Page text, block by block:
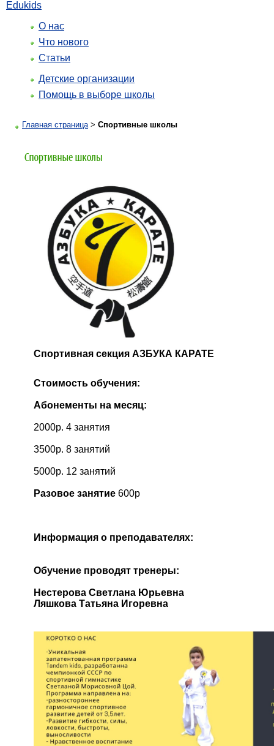
Edukids
О нас
Что нового
Статьи
Детские организации
Помощь в выборе школы
Главная страница> Спортивные школы
Спортивная секция АЗБУКА КАРАТЕ
Стоимость обучения:
Абонементы на месяц:
2000р. 4 занятия
3500р. 8 занятий
5000р. 12 занятий
Разовое занятие 600р
Информация о преподавателях:
Обучение проводят тренеры:
Нестерова Светлана Юрьевна
Ляшкова Татьяна Игоревна